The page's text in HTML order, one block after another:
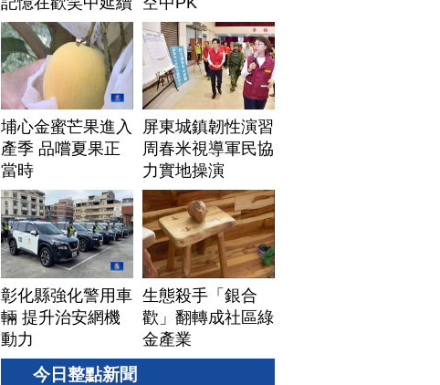
埔心金蜜芒果進入
產季 品嚐夏果正
當時
屏東城鎮韌性演習
周春米視導軍民協
力實地操演
彰化縣強化警用車
輛 提升治安網機
動力
生態殺手「銀合
歡」翻轉成社區綠
金產業
今日整點新聞